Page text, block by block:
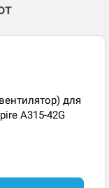
для
A315-42G